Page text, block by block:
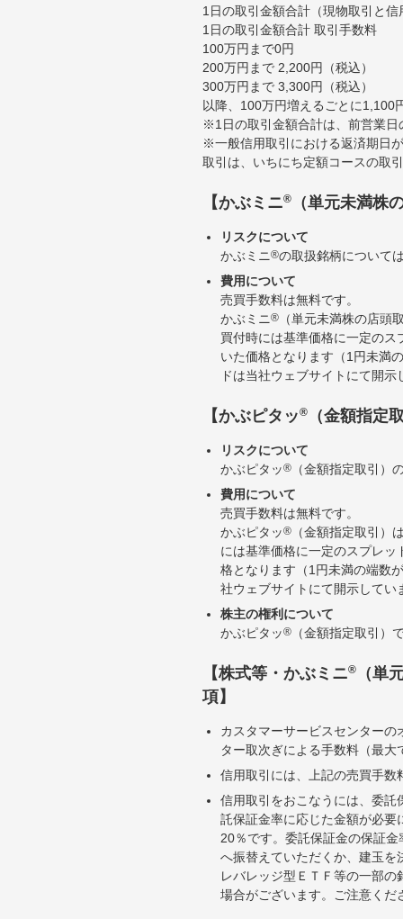
1日の取引金額合計（現物取引と
1日の取引金額合計 取引手数料
100万円まで0円
200万円まで 2,200円（税込）
300万円まで 3,300円（税込）
以降、100万円増えるごとに1,100
※1日の取引金額合計は、前営業日
※一般信用取引における返済期日
取引は、いちにち定額コースの取
【かぶミニ® （単元未満株
リスクについて
かぶミニ®の取扱銘柄について
費用について
売買手数料は無料です。
かぶミニ®
（単元未満株の店頭
買付時には基準価格に一定の
いた価格となります（1円未満
ドは当社ウェブサイトにて開
【かぶピタッ® （金額指定
リスクについて
かぶピタッ®
（金額指定取引）
費用について
売買手数料は無料です。
かぶピタッ®
（金額指定取引）
には基準価格に一定のスプレ
格となります（1円未満の端数
社ウェブサイトにて開示して
株主の権利について
かぶピタッ® （金額指定取引）
【株式等・かぶミニ®
（単
項】
カスタマーサービスセンター
ター取次ぎによる手数料（最
信用取引には、上記の売買手
信用取引をおこなうには、委
託保証金率に応じた金額が必
20％です。委託保証金の保証
へ振替えていただくか、建玉
レバレッジ型ＥＴＦ等の一部
場合がございます。ご注意くだ